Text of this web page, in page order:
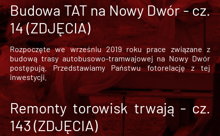
Budowa TAT na Nowy Dwór - cz.
14 (ZDJĘCIA)
Rozpoczęte we wrześniu 2019 roku prace związane z
budową trasy autobusowo-tramwajowej na Nowy Dwór
postępują. Przedstawiamy Państwu fotorelację z tej
inwestycji.
Remonty torowisk trwają - cz.
143 (ZDJĘCIA)